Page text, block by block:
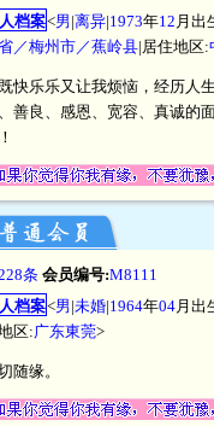
档案<男|离异|1973年12 月出
／梅州市／蕉岭县|居住地区:
快乐乐又让我烦恼，经历人
善良、感恩、宽容、真诚的
条会员编号:M8111
档案<男|未婚|1964年04 月出
区:广东東莞>
随缘。